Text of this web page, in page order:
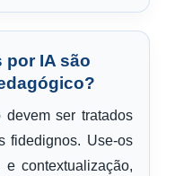
por IA são
ser tratados
fidedignos. Use-os
contextualização,